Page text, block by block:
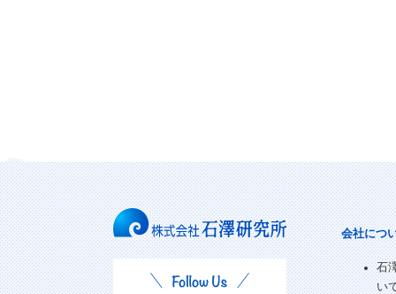
会社につ
石
い